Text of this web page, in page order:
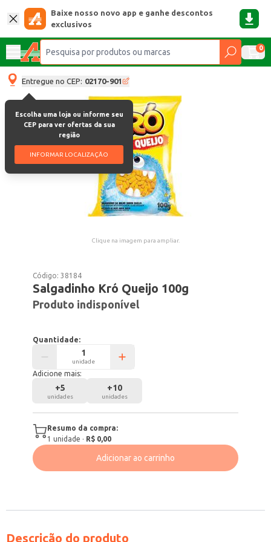
Baixe nosso novo app e ganhe descontos
exclusivos
0
Entregue no CEP: 02170-901
Escolha uma loja ou informe seu
CEP para ver ofertas da sua
região
INFORMAR LOCALIZAÇÃO
Clique na imagem para ampliar.
Código:38184
Salgadinho Kró Queijo 100g
Produto indisponível
Quantidade:
unidade
Adicione mais:
+5
unidades
+10
unidades
Resumo da compra:
1 unidade · R$ 0,00
Adicionar ao carrinho
Descrição do produto